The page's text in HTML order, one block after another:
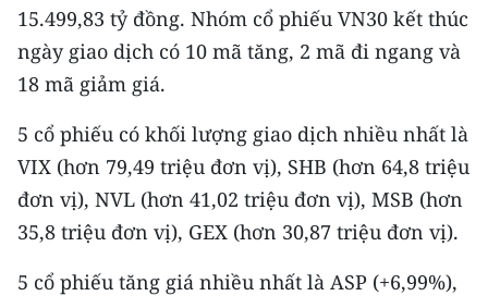
15.499,83 tỷ đồng. Nhóm cổ phiếu VN30 kết thúc
ngày giao dịch có 10 mã tăng, 2 mã đi ngang và
18 mã giảm giá.
5 cổ phiếu có khối lượng giao dịch nhiều nhất là
VIX (hơn 79,49 triệu đơn vị), SHB (hơn 64,8 triệu
đơn vị), NVL (hơn 41,02 triệu đơn vị), MSB (hơn
35,8 triệu đơn vị), GEX (hơn 30,87 triệu đơn vị).
5 cổ phiếu tăng giá nhiều nhất là ASP (+6,99%),